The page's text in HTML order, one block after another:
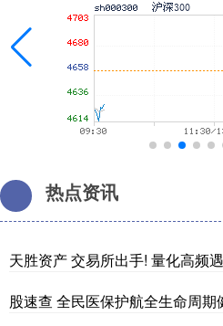
热点资讯
天胜资产 交易所出手! 量化高频
股速查 全民医保护航全生命周